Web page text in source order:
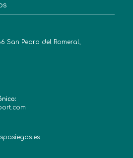
San Pedro del Romeral,